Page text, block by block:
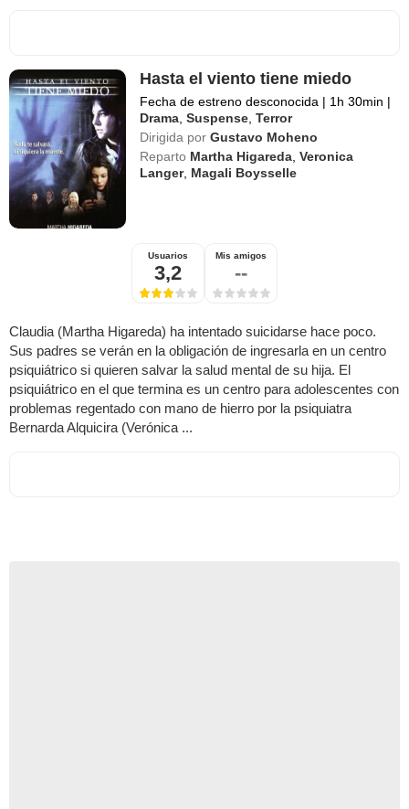
Hasta el viento tiene miedo
Fecha de estreno desconocida | 1h 30min |
Drama ,Suspense ,Terror
Dirigida por Gustavo Moheno
Reparto Martha Higareda ,Veronica
Langer, Magali Boysselle
Usuarios
3,2
Mis amigos
--
Claudia (Martha Higareda) ha intentado suicidarse hace poco.
Sus padres se verán en la obligación de ingresarla en un centro
psiquiátrico si quieren salvar la salud mental de su hija. El
psiquiátrico en el que termina es un centro para adolescentes con
problemas regentado con mano de hierro por la psiquiatra
Bernarda Alquicira (Verónica ...